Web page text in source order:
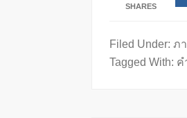
SHARES
Filed Under: ภ
Tagged With: ค